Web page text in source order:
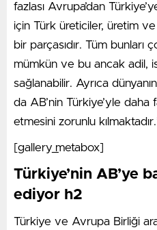
fazlası Avrupa’dan
için Türk üreticiler, üretim
bir parçasıdır. Tüm bunları
mümkün ve bu ancak adil,
sağlanabilir. Ayrıca
da AB’nin Türkiye’yle
etmesini zorunlu
[gallery_metabox]
Türkiye’nin AB’ye
ediyor h2
Türkiye ve Avrupa Birliği